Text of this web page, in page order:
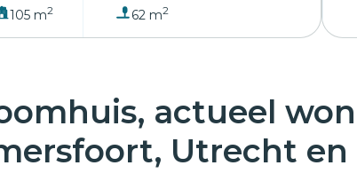
105 m2 62 m2
actueel
Utrecht en